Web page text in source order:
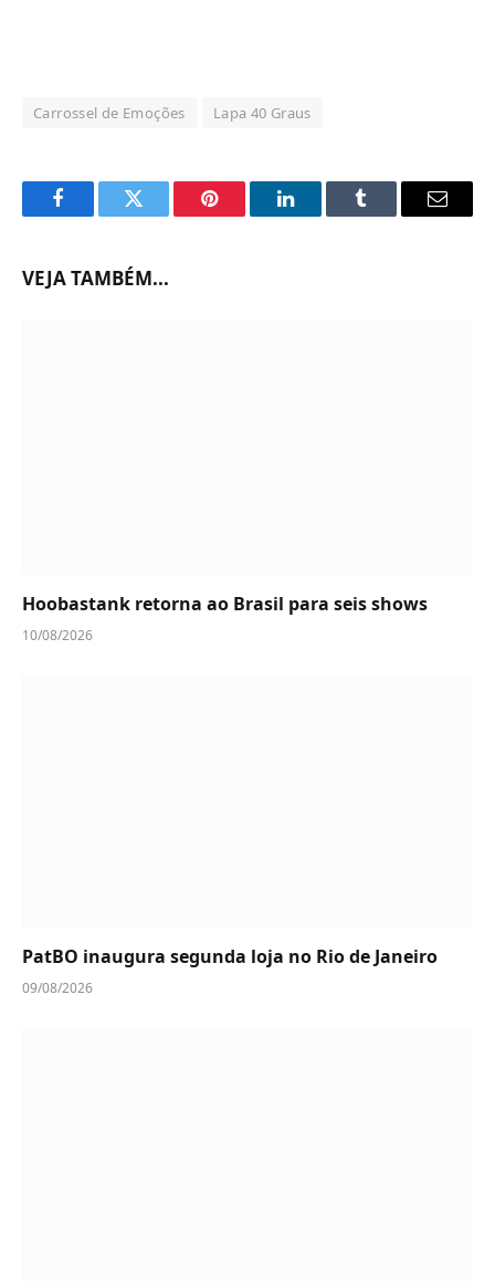
Carrossel de Emoções Lapa 40 Graus
FacebookTwitter Pinterest LinkedInTumblr Email
VEJA TAMBÉM...
Hoobastank retorna ao Brasil para seis shows
10/08/2026
PatBO inaugura segunda loja no Rio de Janeiro
09/08/2026